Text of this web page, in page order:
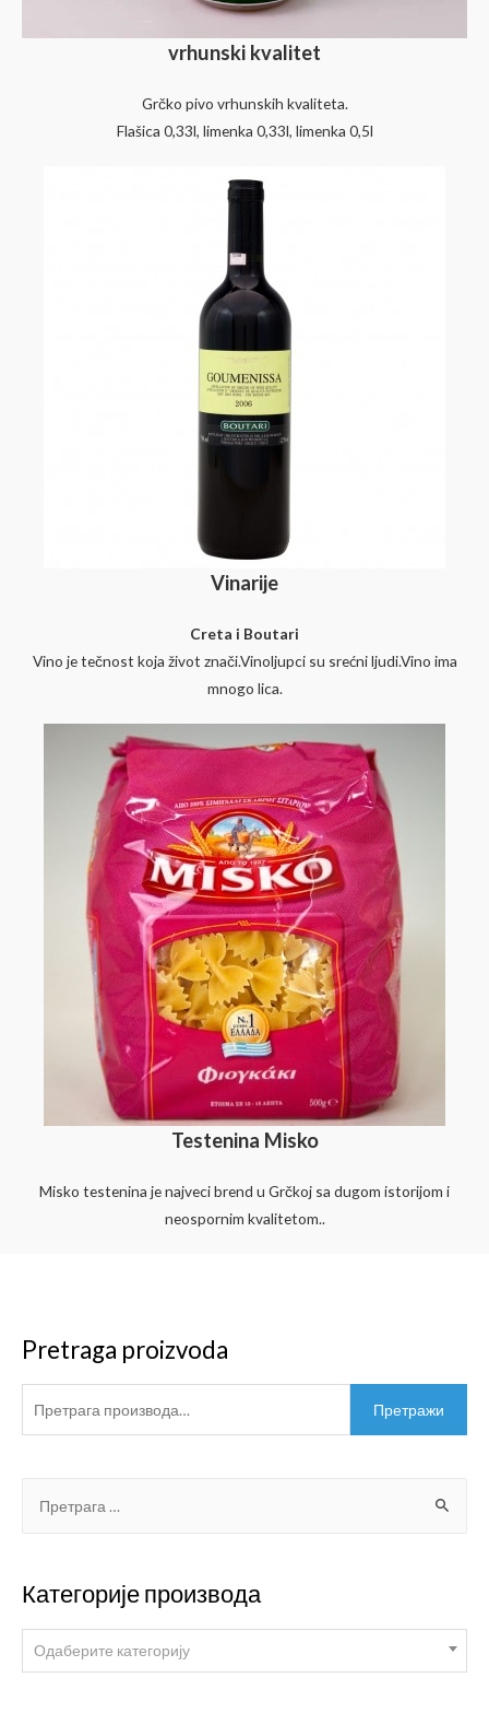
vrhunski kvalitet
Grčko pivo vrhunskih kvaliteta.
Flašica 0,33l, limenka 0,33l, limenka 0,5l
Vinarije
Creta i Boutari
Vino je tečnost koja život znači.Vinoljupci su srećni ljudi.Vino ima
mnogo lica.
Testenina Misko
Misko testenina je najveci brend u Grčkoj sa dugom istorijom i
neospornim kvalitetom..
Pretraga proizvoda
Претражи
Категорије производа
Одаберите категорију